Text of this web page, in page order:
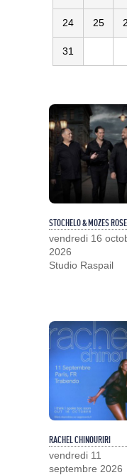
24 25
31
STOCHELO & MOZES
vendredi 16
2026
Studio Raspail
RACHEL CHINOURIRI
vendredi 11
septembre 2026